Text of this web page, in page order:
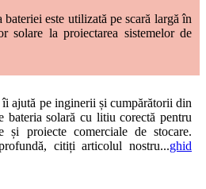
este utilizată pe scară largă în
solare la proiectarea sistemelor de
îi ajută pe inginerii și cumpărătorii din
bateria solară cu litiu corectă pentru
și proiecte comerciale de stocare.
citiți articolul nostru...ghid